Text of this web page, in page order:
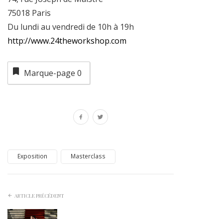
75018 Paris
Du lundi au vendredi de 10h à 19h
http://www.24theworkshop.com
Marque-page 0
Exposition Masterclass
ARTICLE PRÉCÉDENT